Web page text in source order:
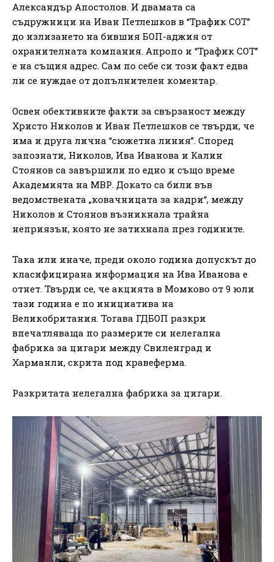
Александър Апостолов. И двамата са
съдружници на Иван Петлешков в “Трафик СОТ”
до излизането на бившия БОП-аджия от
охранителната компания. Апропо и “Трафик СОТ”
е на същия адрес. Сам по себе си този факт едва
ли се нуждае от допълнителен коментар.
Освен обективните факти за свързаност между
Христо Николов и Иван Петлешков се твърди, че
има и друга лична “сюжетна линия”. Според
запознати, Николов, Ива Иванова и Калин
Стоянов са завършили по едно и също време
Академията на МВР. Докато са били във
ведомствената „ковачницата за кадри“, между
Николов и Стоянов възникнала трайна
неприязън, която не затихнала през годините.
Така или иначе, преди около година допускът до
класифицирана информация на Ива Иванова е
отнет. Твърди се, че акцията в Момково от 9 юли
тази година е по инициатива на
Великобритания. Тогава ГДБОП разкри
впечатляваща по размерите си нелегална
фабрика за цигари между Свиленград и
Харманли, скрита под кравеферма.
Разкритата нелегална фабрика за цигари.